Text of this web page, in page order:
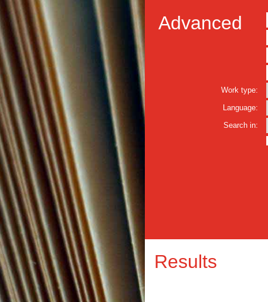
Advanced
Work type:
Language:
Search in:
Results